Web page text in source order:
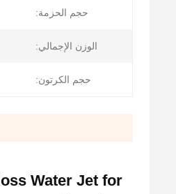
حجم الحزمة:
الوزن الإجمالي:
حجم الكرتون:
Water Jet for